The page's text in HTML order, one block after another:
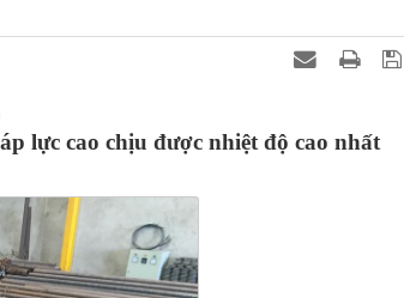
lực cao chịu được nhiệt độ cao nhất